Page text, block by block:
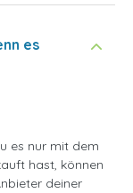
es
es nur mit dem
hast, können
deiner